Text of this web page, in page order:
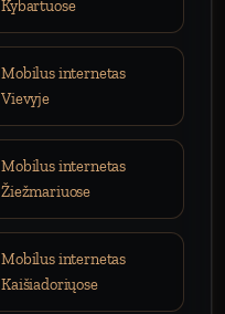
Kybartuose
Mobilus internetas
Vievyje
Mobilus internetas
Žiežmariuose
Mobilus internetas
Kaišiadoriųose